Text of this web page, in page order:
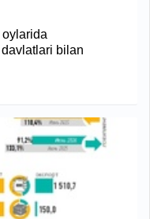
oylarida
bilan